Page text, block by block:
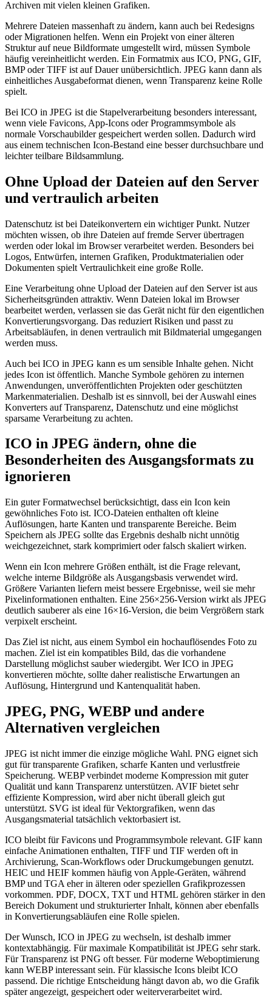
Archiven mit vielen kleinen Grafiken.
Mehrere Dateien massenhaft zu ändern, kann auch bei Redesigns
oder Migrationen helfen. Wenn ein Projekt von einer älteren
Struktur auf neue Bildformate umgestellt wird, müssen Symbole
häufig vereinheitlicht werden. Ein Formatmix aus ICO, PNG, GIF,
BMP oder TIFF ist auf Dauer unübersichtlich. JPEG kann dann als
einheitliches Ausgabeformat dienen, wenn Transparenz keine Rolle
spielt.
Bei ICO in JPEG ist die Stapelverarbeitung besonders interessant,
wenn viele Favicons, App-Icons oder Programmsymbole als
normale Vorschaubilder gespeichert werden sollen. Dadurch wird
aus einem technischen Icon-Bestand eine besser durchsuchbare und
leichter teilbare Bildsammlung.
Ohne Upload der Dateien auf den Server
und vertraulich arbeiten
Datenschutz ist bei Dateikonvertern ein wichtiger Punkt. Nutzer
möchten wissen, ob ihre Dateien auf fremde Server übertragen
werden oder lokal im Browser verarbeitet werden. Besonders bei
Logos, Entwürfen, internen Grafiken, Produktmaterialien oder
Dokumenten spielt Vertraulichkeit eine große Rolle.
Eine Verarbeitung ohne Upload der Dateien auf den Server ist aus
Sicherheitsgründen attraktiv. Wenn Dateien lokal im Browser
bearbeitet werden, verlassen sie das Gerät nicht für den eigentlichen
Konvertierungsvorgang. Das reduziert Risiken und passt zu
Arbeitsabläufen, in denen vertraulich mit Bildmaterial umgegangen
werden muss.
Auch bei ICO in JPEG kann es um sensible Inhalte gehen. Nicht
jedes Icon ist öffentlich. Manche Symbole gehören zu internen
Anwendungen, unveröffentlichten Projekten oder geschützten
Markenmaterialien. Deshalb ist es sinnvoll, bei der Auswahl eines
Konverters auf Transparenz, Datenschutz und eine möglichst
sparsame Verarbeitung zu achten.
ICO in JPEG ändern, ohne die
Besonderheiten des Ausgangsformats zu
ignorieren
Ein guter Formatwechsel berücksichtigt, dass ein Icon kein
gewöhnliches Foto ist. ICO-Dateien enthalten oft kleine
Auflösungen, harte Kanten und transparente Bereiche. Beim
Speichern als JPEG sollte das Ergebnis deshalb nicht unnötig
weichgezeichnet, stark komprimiert oder falsch skaliert wirken.
Wenn ein Icon mehrere Größen enthält, ist die Frage relevant,
welche interne Bildgröße als Ausgangsbasis verwendet wird.
Größere Varianten liefern meist bessere Ergebnisse, weil sie mehr
Pixelinformationen enthalten. Eine 256×256-Version wirkt als JPEG
deutlich sauberer als eine 16×16-Version, die beim Vergrößern stark
verpixelt erscheint.
Das Ziel ist nicht, aus einem Symbol ein hochauflösendes Foto zu
machen. Ziel ist ein kompatibles Bild, das die vorhandene
Darstellung möglichst sauber wiedergibt. Wer ICO in JPEG
konvertieren möchte, sollte daher realistische Erwartungen an
Auflösung, Hintergrund und Kantenqualität haben.
JPEG, PNG, WEBP und andere
Alternativen vergleichen
JPEG ist nicht immer die einzige mögliche Wahl. PNG eignet sich
gut für transparente Grafiken, scharfe Kanten und verlustfreie
Speicherung. WEBP verbindet moderne Kompression mit guter
Qualität und kann Transparenz unterstützen. AVIF bietet sehr
effiziente Kompression, wird aber nicht überall gleich gut
unterstützt. SVG ist ideal für Vektorgrafiken, wenn das
Ausgangsmaterial tatsächlich vektorbasiert ist.
ICO bleibt für Favicons und Programmsymbole relevant. GIF kann
einfache Animationen enthalten, TIFF und TIF werden oft in
Archivierung, Scan-Workflows oder Druckumgebungen genutzt.
HEIC und HEIF kommen häufig von Apple-Geräten, während
BMP und TGA eher in älteren oder speziellen Grafikprozessen
vorkommen. PDF, DOCX, TXT und HTML gehören stärker in den
Bereich Dokument und strukturierter Inhalt, können aber ebenfalls
in Konvertierungsabläufen eine Rolle spielen.
Der Wunsch, ICO in JPEG zu wechseln, ist deshalb immer
kontextabhängig. Für maximale Kompatibilität ist JPEG sehr stark.
Für Transparenz ist PNG oft besser. Für moderne Weboptimierung
kann WEBP interessant sein. Für klassische Icons bleibt ICO
passend. Die richtige Entscheidung hängt davon ab, wo die Grafik
später angezeigt, gespeichert oder weiterverarbeitet wird.